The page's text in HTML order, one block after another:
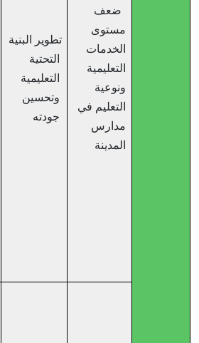
مستوى
الخدمات
التعليمية
التعليم في
مدارس
تطوير البنية
التعليمية
وتحسين
جودته
تطوير
التعليم